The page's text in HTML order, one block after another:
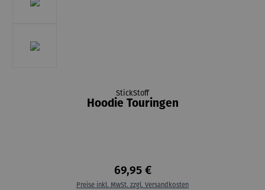
StickStoff
Hoodie Touringen
69,95 €
Preise inkl. MwSt. zzgl. Versandkosten